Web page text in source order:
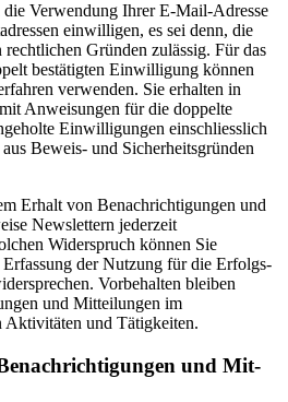
die Verwendung Ihrer E-Mail-Adresse
einwilligen, es sei denn, die
rechtlichen Gründen zulässig. Für das
bestätigten Einwilligung können
verwenden. Sie erhalten in
Anweisungen für die doppelte
Einwilligungen einschliesslich
aus Beweis- und Sicherheitsgründen
Erhalt von Benachrichtigungen und
Newslettern jederzeit
Widerspruch können Sie
der Nutzung für die Erfolgs-
Vorbehalten bleiben
und Mitteilungen im
Aktivitäten und Tätigkeiten.
und Mit­